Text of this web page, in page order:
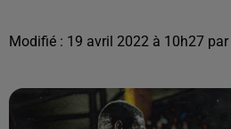
Modifié : 19 avril 2022 à 10h27